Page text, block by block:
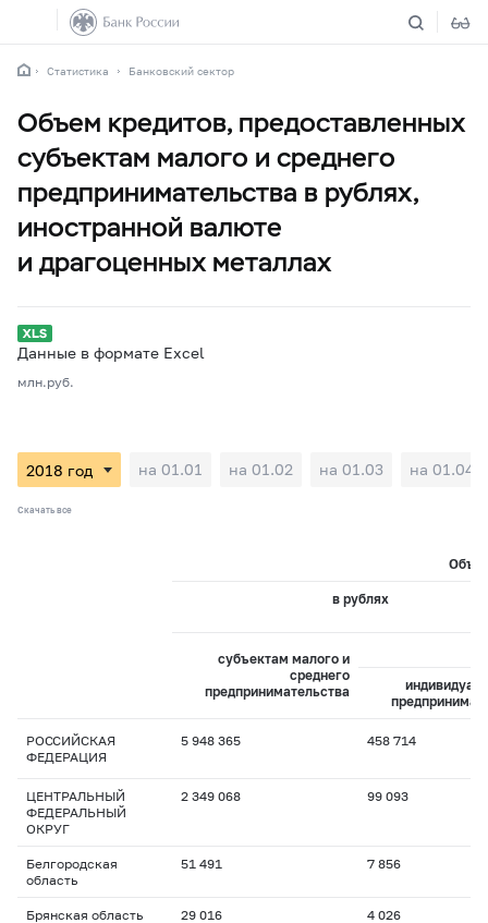
Статистика Банковский сектор
Объем кредитов, предоставленных
субъектам малого и среднего
предпринимательства в рублях,
иностранной валюте
и драгоценных металлах
Данные в формате Excel
млн.руб.
на 01.01 на 01.02 на 01.03 на 01.04
Скачать все
в рублях
субъектам малого и
среднего
предпринимательства
РОССИЙСКАЯ
ФЕДЕРАЦИЯ
5 948 365 458 714
ЦЕНТРАЛЬНЫЙ
ФЕДЕРАЛЬНЫЙ
ОКРУГ
2 349 068 99 093
Белгородская
область
51 491 7 856
Брянская область 29 016 4 026